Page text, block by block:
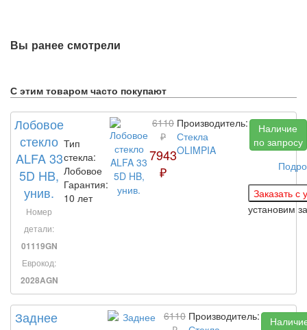
Вы ранее смотрели
С этим товаром часто покупают
Лобовое
стекло
ALFA 33
5D HB,
унив.
Номер
детали:
01119GN
Еврокод:
2028AGN
Тип
стекла:
Лобовое
Гарантия:
10 лет
6110
₽
7943
₽
Производитель:
Стекла
OLIMPIA
Наличие
по запросу
установим
Заднее
6110 Производитель: